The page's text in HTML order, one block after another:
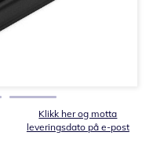
Klikk her og motta
leveringsdato på e-post